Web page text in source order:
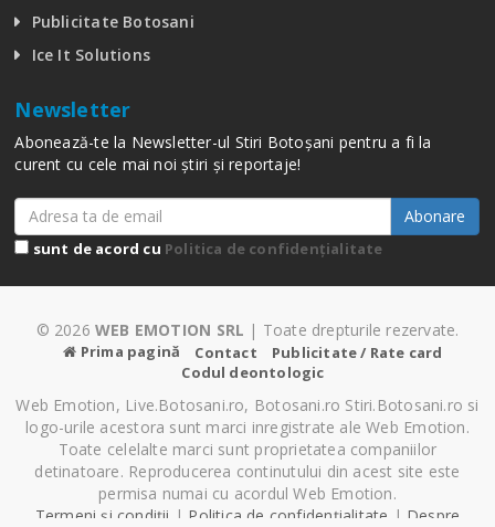
Publicitate Botosani
Ice It Solutions
Newsletter
Abonează-te la Newsletter-ul Stiri Botoșani pentru a fi la
curent cu cele mai noi știri și reportaje!
Abonare
sunt de acord cu Politica de confidențialitate
© 2026 WEB EMOTION SRL | Toate drepturile rezervate.
Prima pagină Contact
Publicitate / Rate card
Codul deontologic
Web Emotion, Live.Botosani.ro, Botosani.ro Stiri.Botosani.ro si
logo-urile acestora sunt marci inregistrate ale Web Emotion.
Toate celelalte marci sunt proprietatea companiilor
detinatoare. Reproducerea continutului din acest site este
permisa numai cu acordul Web Emotion.
Termeni și condiții | Politica de confidențialitate | Despre